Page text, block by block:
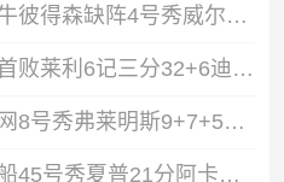
🏀夏联-爵士轻取公牛彼得森缺阵4号秀威尔逊19+8+5帽罚球6中0
🏀夏联-奇才送国王首败莱利6记三分32+6迪班萨23+7雷诺20+12
🏀夏联-老鹰力克篮网8号秀弗莱明斯9+7+5科比·约翰逊17+7
🏀夏联-国王力克快船45号秀夏普21分阿卡夫19+7瓦格勒7中1